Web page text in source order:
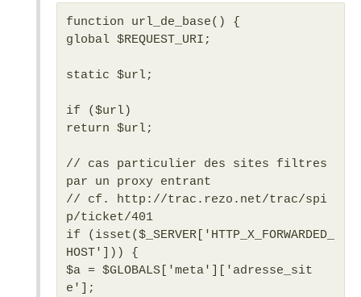
function url_de_base() {
global $REQUEST_URI;
static $url;
if ($url)
return $url;
// cas particulier des sites filtres
par un proxy entrant
// cf. http://trac.rezo.net/trac/spi
p/ticket/401
if (isset($_SERVER['HTTP_X_FORWARDED_
HOST'])) {
$a = $GLOBALS['meta']['adresse_sit
e'];